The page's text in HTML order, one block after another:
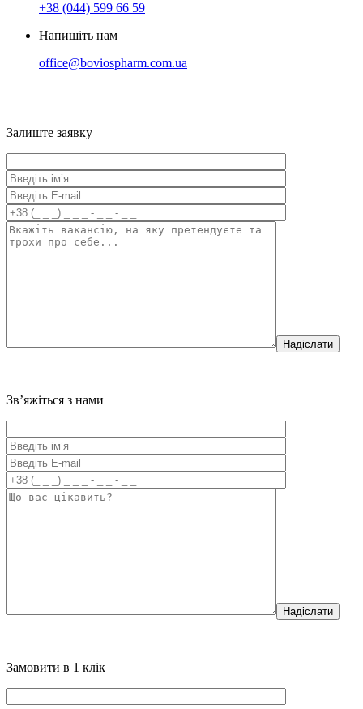
+38 (044) 599 66 59
Напишіть нам
office@boviospharm.com.ua
Залиште заявку
Надіслати
Зв’яжіться з нами
Надіслати
Замовити в 1 клік